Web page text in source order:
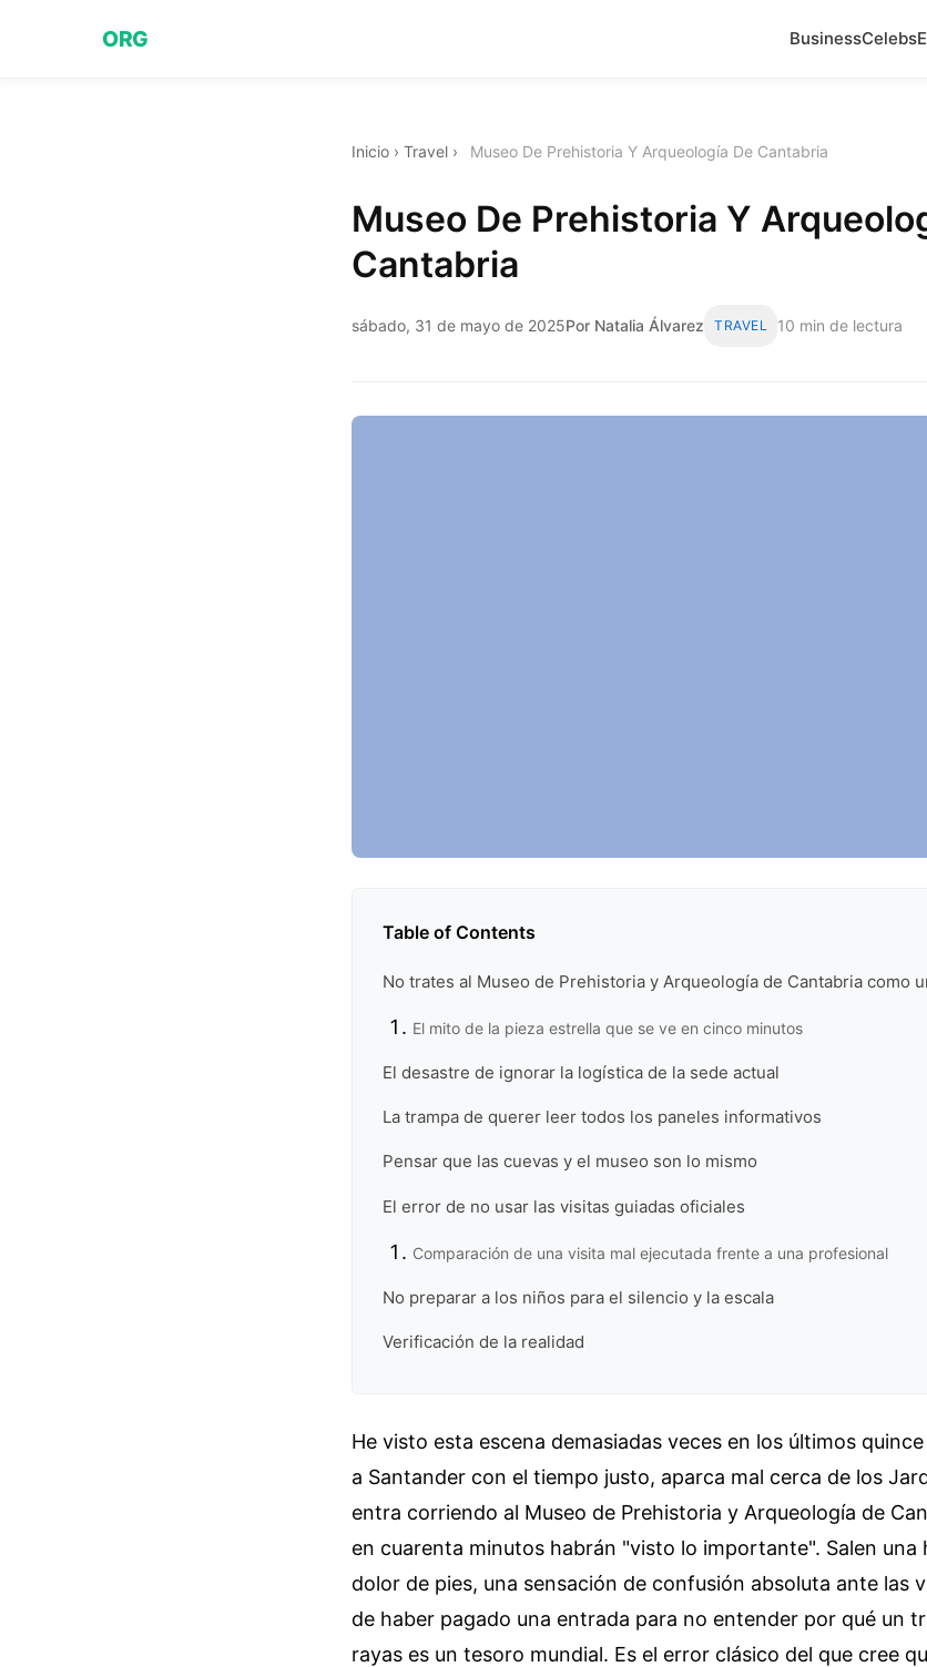
ORG BusinessCelebs
Inicio › Travel › Museo De Prehistoria Y Arqueología De Cantabria
Museo De Prehistoria Y
Cantabria
sábado, 31 de mayo de 2025Por Natalia Álvarez TRAVEL 10 min de lectura
Table of Contents
No trates al Museo de Prehistoria y Arqueología de Cantabria como
El mito de la pieza estrella que se ve en cinco minutos
El desastre de ignorar la logística de la sede actual
La trampa de querer leer todos los paneles informativos
Pensar que las cuevas y el museo son lo mismo
El error de no usar las visitas guiadas oficiales
Comparación de una visita mal ejecutada frente a una profesional
No preparar a los niños para el silencio y la escala
Verificación de la realidad
He visto esta escena demasiadas veces en los últimos
a Santander con el tiempo justo, aparca mal cerca de los
entra corriendo al Museo de Prehistoria y Arqueología de
en cuarenta minutos habrán "visto lo importante". Salen una
dolor de pies, una sensación de confusión absoluta ante las
de haber pagado una entrada para no entender por qué un
rayas es un tesoro mundial. Es el error clásico del que cree